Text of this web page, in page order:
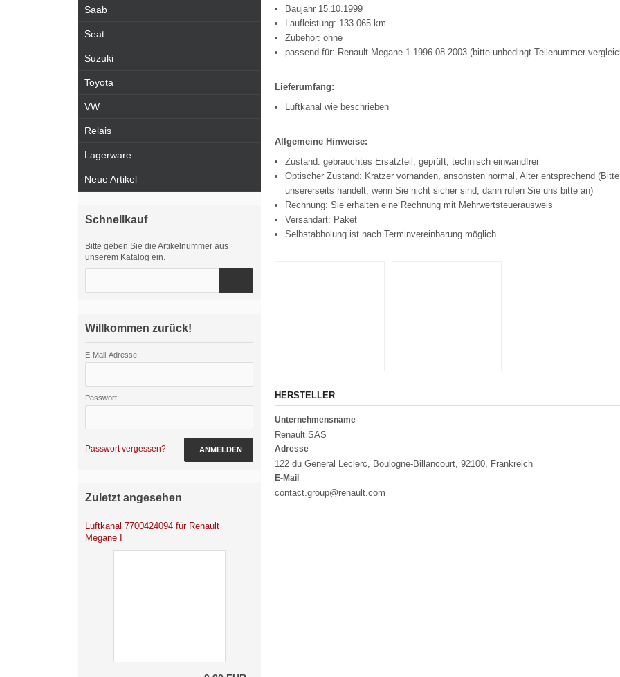
Baujahr 15.10.1999
Laufleistung: 133.065 km
Zubehör: ohne
passend für: Renault Megane 1 1996-08.2003 (bitte unbedingt Teilenummer
Lieferumfang:
Luftkanal wie beschrieben
Allgemeine Hinweise:
Zustand: gebrauchtes Ersatzteil, geprüft, technisch einwandfrei
Optischer Zustand: Kratzer vorhanden, ansonsten normal, Alter entsprechend
unsererseits handelt, wenn Sie nicht sicher sind, dann rufen Sie uns bitte an)
Rechnung: Sie erhalten eine Rechnung mit Mehrwertsteuerausweis
Versandart: Paket
Selbstabholung ist nach Terminvereinbarung möglich
HERSTELLER
Unternehmensname
Renault SAS
Adresse
122 du General Leclerc, Boulogne-Billancourt, 92100, Frankreich
E-Mail
contact.group@renault.com
Saab
Seat
Suzuki
Toyota
VW
Relais
Lagerware
Neue Artikel
Schnellkauf
Bitte geben Sie die Artikelnummer aus
unserem Katalog ein.
Willkommen zurück!
E-Mail-Adresse:
Passwort:
Passwort vergessen? ANMELDEN
Zuletzt angesehen
Luftkanal 7700424094 für Renault
Megane I